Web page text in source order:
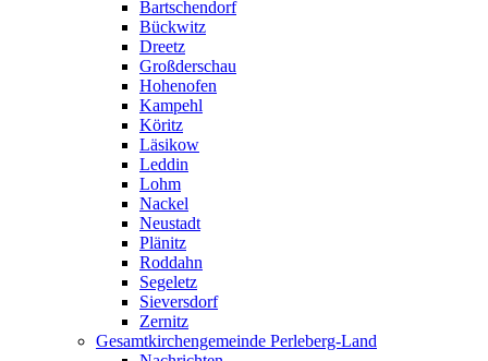
Bartschendorf
Bückwitz
Dreetz
Großderschau
Hohenofen
Kampehl
Köritz
Läsikow
Leddin
Lohm
Nackel
Neustadt
Plänitz
Roddahn
Segeletz
Sieversdorf
Zernitz
Gesamtkirchengemeinde Perleberg-Land